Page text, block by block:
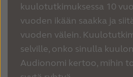
kuulotutkimuksessa 10
vuoden ikään saakka ja
vuoden välein.
selville, onko sinulla
Audionomi kertoo, mihin